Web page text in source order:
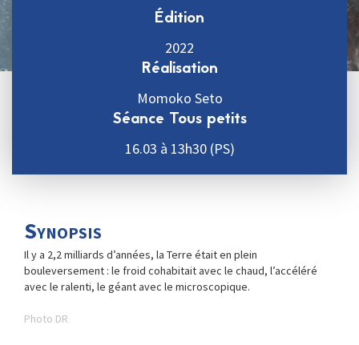
Édition
2022
Réalisation
Momoko Seto
Séance Tous petits
16.03 à 13h30 (PS)
Synopsis
Il y a 2,2 milliards d’années, la Terre était en plein
bouleversement : le froid cohabitait avec le chaud, l’accéléré
avec le ralenti, le géant avec le microscopique.
Photo DR